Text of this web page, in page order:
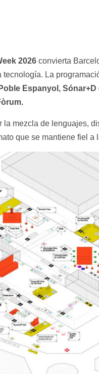
2026 convierta
La
Poble Espanyol, Sónar+D
la mezcla de lenguajes,
que se mantiene fiel a